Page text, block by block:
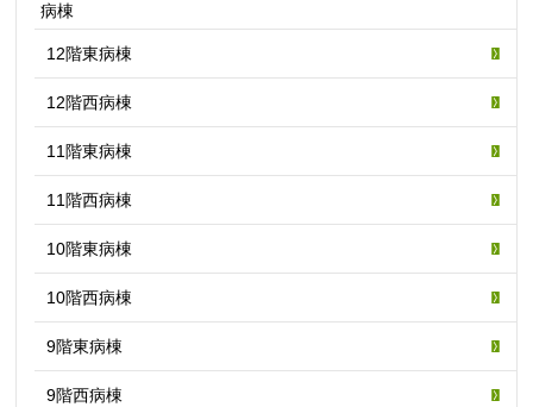
病棟
12階東病棟
12階西病棟
11階東病棟
11階西病棟
10階東病棟
10階西病棟
9階東病棟
9階西病棟